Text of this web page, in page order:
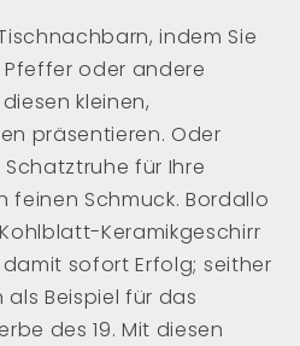
indem Sie
Pfeffer oder andere
kleinen,
präsentieren. Oder
für Ihre
feinen Schmuck. Bordallo
Keramikgeschirr
damit sofort Erfolg; seither
Beispiel für das
des 19. Mit diesen